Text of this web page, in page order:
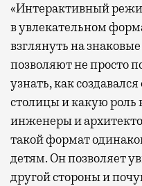
«Интерактивный
в увлекательном
взглянуть на
позволяют не просто
узнать, как
столицы и какую роль
инженеры и
такой формат
детям. Он позволяет
другой стороны и